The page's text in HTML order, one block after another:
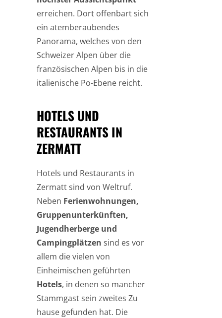
erreichen. Dort offenbart sich
ein atemberaubendes
Panorama, welches von den
Schweizer Alpen über die
französischen Alpen bis in die
italienische Po-Ebene reicht.
HOTELS UND
RESTAURANTS IN
ZERMATT
Hotels und Restaurants in
Zermatt sind von Weltruf.
Neben Ferienwohnungen,
Gruppenunterkünften,
Jugendherberge und
Campingplätzen sind es vor
allem die vielen von
Einheimischen geführten
Hotels, in denen so mancher
Stammgast sein zweites Zu
hause gefunden hat. Die